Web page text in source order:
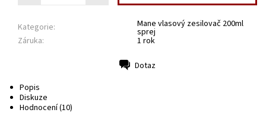
Kategorie: Mane vlasový zesilovač 200ml
sprej
Záruka: 1 rok
Dotaz
Popis
Diskuze
Hodnocení (10)